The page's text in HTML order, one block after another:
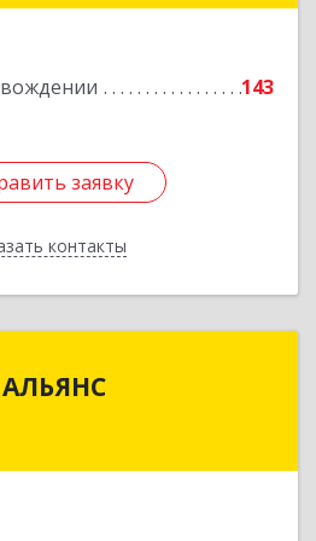
143
заявку
контакты
заявку
Назад
обл, Новоуральск г, Льва